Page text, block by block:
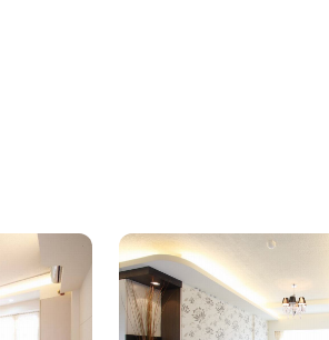
公寓陰暗、空氣不流通的缺點。客廳主
處理上，皆以此手法延續空間完整的變
以延續。中間開放展示區利用原木木皮
、自在的生活意象。下方收納櫃以橫拉
了能完整的汲取由玻璃磚處引進的光